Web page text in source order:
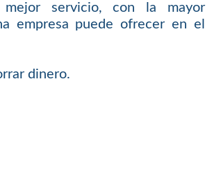
servicio, con la mayor
empresa puede ofrecer en el
dinero.